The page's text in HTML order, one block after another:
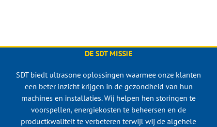
DE SDT MISSIE
SDT biedt ultrasone oplossingen waarmee onze klanten
een beter inzicht krijgen in de gezondheid van hun
machines en installaties. Wij helpen hen storingen te
voorspellen, energiekosten te beheersen en de
productkwaliteit te verbeteren terwijl wij de algehele